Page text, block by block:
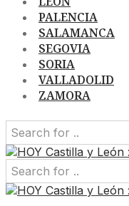
PALENCIA
SALAMANCA
SEGOVIA
SORIA
VALLADOLID
ZAMORA